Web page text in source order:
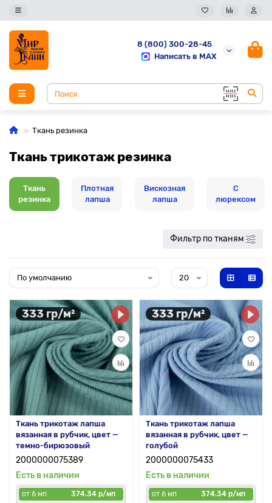
8 (800) 300-28-45
Написать в MAX
Ткань резинка
Ткань трикотаж резинка
Ткань
резинка
Плотная
лапша
Вискозная
лапша
С
люрексом
Фильтр по тканям
333 гр/м²
Ткань трикотаж лапша
вязанная в рубчик, цвет —
темно-бирюзовый
2000000075389
Есть в наличии
от 6 мп
374.34 р/мп
333 гр/м²
Ткань трикотаж лапша
вязанная в рубчик, цвет —
голубой
2000000075433
Есть в наличии
от 6 мп
374.34 р/мп